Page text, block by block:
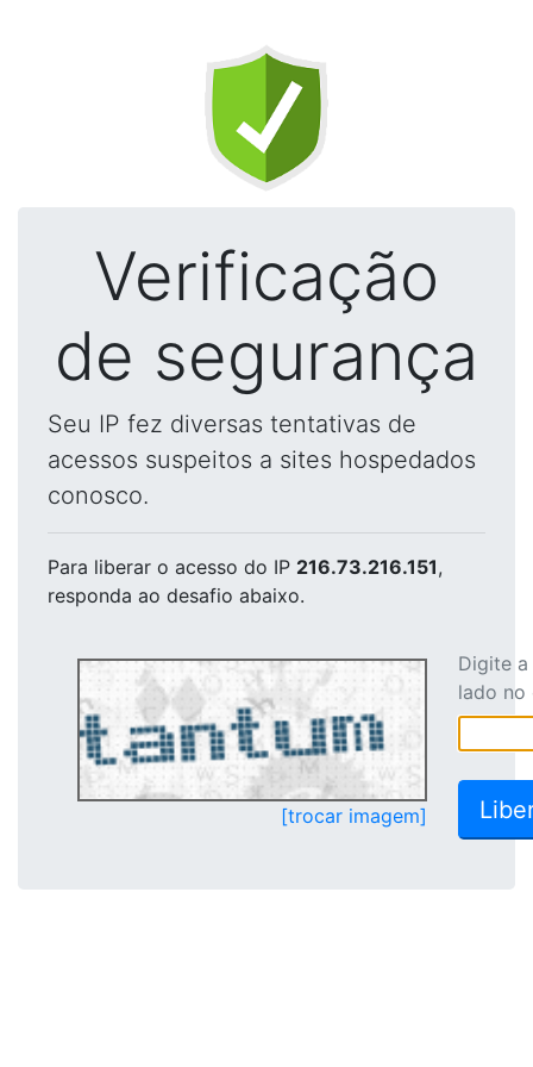
Verificação
de segurança
Seu IP fez diversas tentativas de
acessos suspeitos a sites hospedados
conosco.
Para liberar o acesso do IP 216.73.216.151,
responda ao desafio abaixo.
[trocar imagem]
Digite
lado no